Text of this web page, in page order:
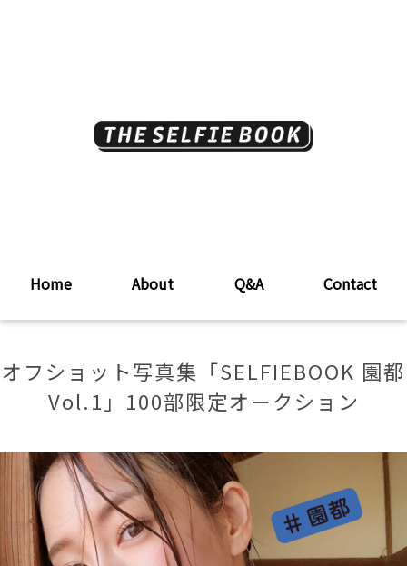
Home About Q&A Contact
オフショット写真集「SELFIEBOOK 園都
Vol.1」100部限定オークション